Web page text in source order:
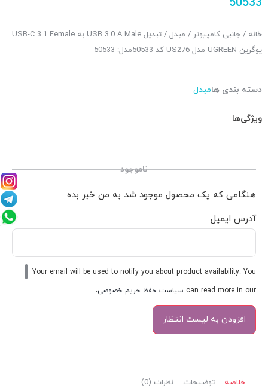
خانه / جانبی کامپیوتر / مبدل
/ تبدیل USB 3.0 A Male به USB-C 3.1 Female
یوگرین UGREEN مدل US276 کد 50533مدل: 50533
دسته بندی هامبدل
ویژگی‌ها
ناموجود
هنگامی که یک محصول موجود شد به من خبر بده
آدرس ایمیل
Your email will be used to notify you about product availability. You
can read more in our سیاست حفظ حریم خصوصی.
خلاصه توضیحات نظرات (0)